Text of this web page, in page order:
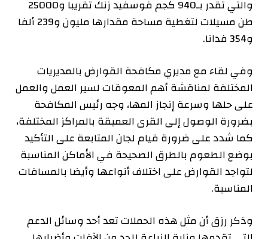
والتي تقدر بـ940 كجم فوسفيد زنك تقريبا و25000
طن مسيلات لتغطية مساحة مقدارها مليون و239 ألفا
و354 فدانا.
وفي لقاء مع مديري مكافحة القوارض بالمديريات
المختلفة لمناقشة أهم المعوقات لسير العمل والعمل
على حلها وسرعة إنجاز المها، وجه رئيس المكافحة
بضرورة الوصول إلى القرى العميقة بالمراكز المختلفة،
كما شدد على ضرورة قيام لجان المتابعة على التأكيد
بوضع الطعوم بالطرق الصحيحة في الأماكن المناسبة
لتواجد القوارض على اختلاف أنواعها وأيضا بالمسافات
المناسبة.
وذكر رزق أن مثل هذه الحملات تعد أحد وسائل الدعم